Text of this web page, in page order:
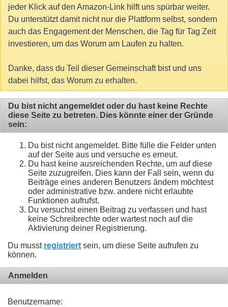
jeder Klick auf den Amazon-Link hilft uns spürbar weiter.
Du unterstützt damit nicht nur die Plattform selbst, sondern
auch das Engagement der Menschen, die Tag für Tag Zeit
investieren, um das Worum am Laufen zu halten.
Danke, dass du Teil dieser Gemeinschaft bist und uns
dabei hilfst, das Worum zu erhalten.
Du bist nicht angemeldet oder du hast keine Rechte
diese Seite zu betreten. Dies könnte einer der Gründe
sein:
Du bist nicht angemeldet. Bitte fülle die Felder unten
auf der Seite aus und versuche es erneut.
Du hast keine ausreichenden Rechte, um auf diese
Seite zuzugreifen. Dies kann der Fall sein, wenn du
Beiträge eines anderen Benutzers ändern möchtest
oder administrative bzw. andere nicht erlaubte
Funktionen aufrufst.
Du versuchst einen Beitrag zu verfassen und hast
keine Schreibrechte oder wartest noch auf die
Aktivierung deiner Registrierung.
Du musst registriert sein, um diese Seite aufrufen zu
können.
Anmelden
Benutzername: